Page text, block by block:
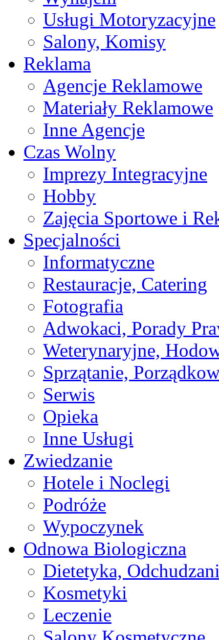
Usługi Motoryzacyjne
Salony, Komisy
Reklama
Agencje Reklamowe
Materiały Reklamowe
Inne Agencje
Czas Wolny
Imprezy Integracyjne
Hobby
Zajęcia Sportowe i
Specjalności
Informatyczne
Restauracje, Catering
Fotografia
Adwokaci, Porady
Weterynaryjne,
Sprzątanie,
Serwis
Opieka
Inne Usługi
Zwiedzanie
Hotele i Noclegi
Podróże
Wypoczynek
Odnowa Biologiczna
Dietetyka,
Kosmetyki
Leczenie